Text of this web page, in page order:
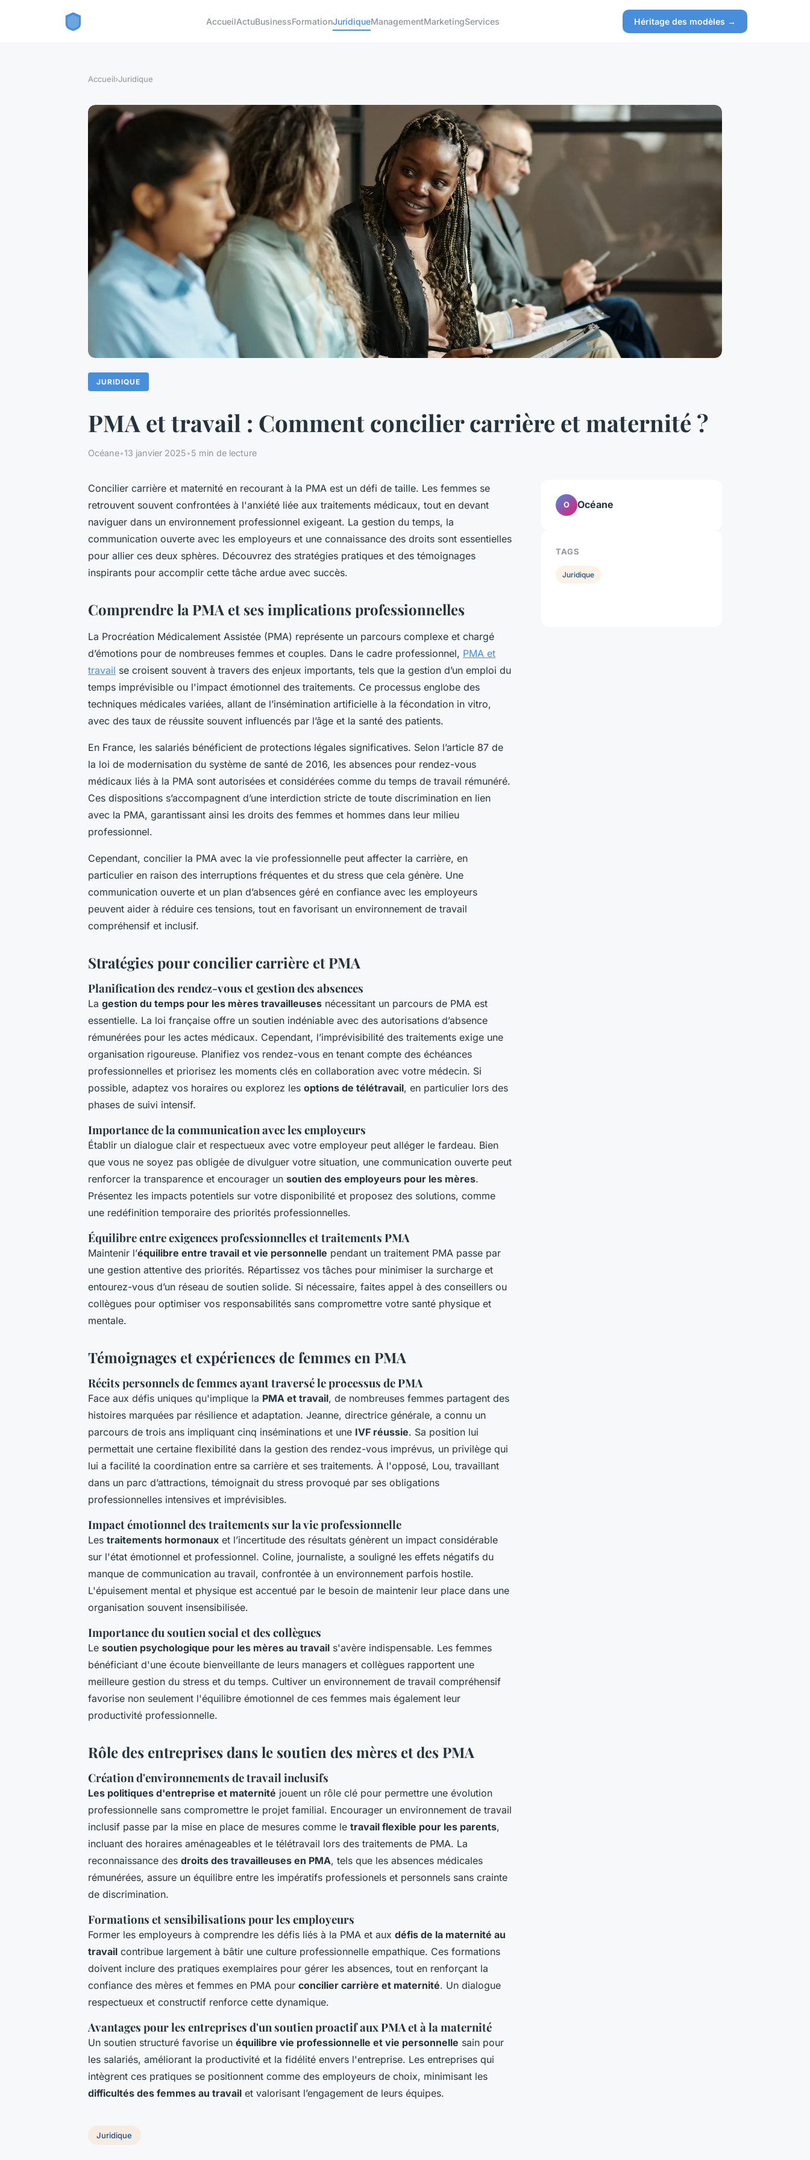
AccueilActuBusinessFormationJuridiqueManagementMarketingServices Héritage des modèles →
Accueil›Juridique
JURIDIQUE
PMA et travail : Comment concilier carrière et maternité ?
Océane•13 janvier 2025•5 min de lecture
Concilier carrière et maternité en recourant à la PMA est un défi de taille. Les femmes se
retrouvent souvent confrontées à l'anxiété liée aux traitements médicaux, tout en devant
naviguer dans un environnement professionnel exigeant. La gestion du temps, la
communication ouverte avec les employeurs et une connaissance des droits sont essentielles
pour allier ces deux sphères. Découvrez des stratégies pratiques et des témoignages
inspirants pour accomplir cette tâche ardue avec succès.
Comprendre la PMA et ses implications professionnelles
La Procréation Médicalement Assistée (PMA) représente un parcours complexe et chargé
d’émotions pour de nombreuses femmes et couples. Dans le cadre professionnel, PMA et
travail se croisent souvent à travers des enjeux importants, tels que la gestion d’un emploi du
temps imprévisible ou l'impact émotionnel des traitements. Ce processus englobe des
techniques médicales variées, allant de l’insémination artificielle à la fécondation in vitro,
avec des taux de réussite souvent influencés par l’âge et la santé des patients.
En France, les salariés bénéficient de protections légales significatives. Selon l’article 87 de
la loi de modernisation du système de santé de 2016, les absences pour rendez-vous
médicaux liés à la PMA sont autorisées et considérées comme du temps de travail rémunéré.
Ces dispositions s’accompagnent d’une interdiction stricte de toute discrimination en lien
avec la PMA, garantissant ainsi les droits des femmes et hommes dans leur milieu
professionnel.
Cependant, concilier la PMA avec la vie professionnelle peut affecter la carrière, en
particulier en raison des interruptions fréquentes et du stress que cela génère. Une
communication ouverte et un plan d’absences géré en confiance avec les employeurs
peuvent aider à réduire ces tensions, tout en favorisant un environnement de travail
compréhensif et inclusif.
Stratégies pour concilier carrière et PMA
Planification des rendez-vous et gestion des absences
La gestion du temps pour les mères travailleuses nécessitant un parcours de PMA est
essentielle. La loi française offre un soutien indéniable avec des autorisations d’absence
rémunérées pour les actes médicaux. Cependant, l’imprévisibilité des traitements exige une
organisation rigoureuse. Planifiez vos rendez-vous en tenant compte des échéances
professionnelles et priorisez les moments clés en collaboration avec votre médecin. Si
possible, adaptez vos horaires ou explorez les options de télétravail, en particulier lors des
phases de suivi intensif.
Importance de la communication avec les employeurs
Établir un dialogue clair et respectueux avec votre employeur peut alléger le fardeau. Bien
que vous ne soyez pas obligée de divulguer votre situation, une communication ouverte peut
renforcer la transparence et encourager un soutien des employeurs pour les mères.
Présentez les impacts potentiels sur votre disponibilité et proposez des solutions, comme
une redéfinition temporaire des priorités professionnelles.
Équilibre entre exigences professionnelles et traitements PMA
Maintenir l’équilibre entre travail et vie personnelle pendant un traitement PMA passe par
une gestion attentive des priorités. Répartissez vos tâches pour minimiser la surcharge et
entourez-vous d’un réseau de soutien solide. Si nécessaire, faites appel à des conseillers ou
collègues pour optimiser vos responsabilités sans compromettre votre santé physique et
mentale.
Témoignages et expériences de femmes en PMA
Récits personnels de femmes ayant traversé le processus de PMA
Face aux défis uniques qu'implique la PMA et travail, de nombreuses femmes partagent des
histoires marquées par résilience et adaptation. Jeanne, directrice générale, a connu un
parcours de trois ans impliquant cinq inséminations et une IVF réussie. Sa position lui
permettait une certaine flexibilité dans la gestion des rendez-vous imprévus, un privilège qui
lui a facilité la coordination entre sa carrière et ses traitements. À l'opposé, Lou, travaillant
dans un parc d’attractions, témoignait du stress provoqué par ses obligations
professionnelles intensives et imprévisibles.
Impact émotionnel des traitements sur la vie professionnelle
Les traitements hormonaux et l’incertitude des résultats génèrent un impact considérable
sur l'état émotionnel et professionnel. Coline, journaliste, a souligné les effets négatifs du
manque de communication au travail, confrontée à un environnement parfois hostile.
L'épuisement mental et physique est accentué par le besoin de maintenir leur place dans une
organisation souvent insensibilisée.
Importance du soutien social et des collègues
Le soutien psychologique pour les mères au travail s'avère indispensable. Les femmes
bénéficiant d'une écoute bienveillante de leurs managers et collègues rapportent une
meilleure gestion du stress et du temps. Cultiver un environnement de travail compréhensif
favorise non seulement l'équilibre émotionnel de ces femmes mais également leur
productivité professionnelle.
Rôle des entreprises dans le soutien des mères et des PMA
Création d'environnements de travail inclusifs
Les politiques d'entreprise et maternité jouent un rôle clé pour permettre une évolution
professionnelle sans compromettre le projet familial. Encourager un environnement de travail
inclusif passe par la mise en place de mesures comme le travail flexible pour les parents,
incluant des horaires aménageables et le télétravail lors des traitements de PMA. La
reconnaissance des droits des travailleuses en PMA, tels que les absences médicales
rémunérées, assure un équilibre entre les impératifs professionels et personnels sans crainte
de discrimination.
Formations et sensibilisations pour les employeurs
Former les employeurs à comprendre les défis liés à la PMA et aux défis de la maternité au
travail contribue largement à bâtir une culture professionnelle empathique. Ces formations
doivent inclure des pratiques exemplaires pour gérer les absences, tout en renforçant la
confiance des mères et femmes en PMA pour concilier carrière et maternité. Un dialogue
respectueux et constructif renforce cette dynamique.
Avantages pour les entreprises d'un soutien proactif aux PMA et à la maternité
Un soutien structuré favorise un équilibre vie professionnelle et vie personnelle sain pour
les salariés, améliorant la productivité et la fidélité envers l'entreprise. Les entreprises qui
intègrent ces pratiques se positionnent comme des employeurs de choix, minimisant les
difficultés des femmes au travail et valorisant l’engagement de leurs équipes.
Juridique
O Océane
TAGS
Juridique